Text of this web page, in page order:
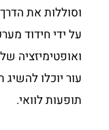
וסוללות את
על ידי חידוד
ואופטימיזציה
עור יוכלו
תופעות לוואי.